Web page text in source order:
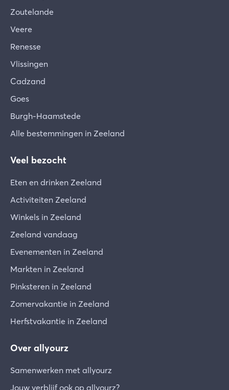
Zoutelande
Veere
Renesse
Vlissingen
Cadzand
Goes
Burgh-Haamstede
Alle bestemmingen in Zeeland
Veel bezocht
Eten en drinken Zeeland
Activiteiten Zeeland
Winkels in Zeeland
Zeeland vandaag
Evenementen in Zeeland
Markten in Zeeland
Pinksteren in Zeeland
Zomervakantie in Zeeland
Herfstvakantie in Zeeland
Over allyourz
Samenwerken met allyourz
Jouw verblijf ook op allyourz?